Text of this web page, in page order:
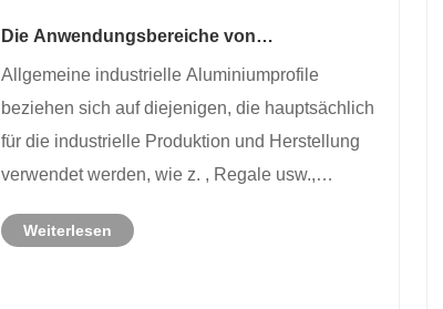
Die Anwendungsbereiche von
Allgemeine industrielle Aluminiumprofile
beziehen sich auf diejenigen, die hauptsächlich
für die industrielle Produktion und Herstellung
verwendet werden, wie z. , Regale usw.,
Räume.
Weiterlesen